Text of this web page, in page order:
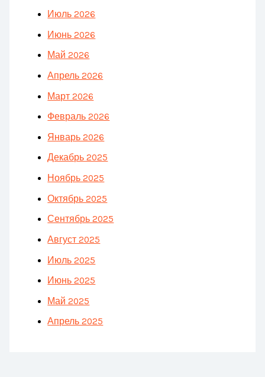
Июль 2026
Июнь 2026
Май 2026
Апрель 2026
Март 2026
Февраль 2026
Январь 2026
Декабрь 2025
Ноябрь 2025
Октябрь 2025
Сентябрь 2025
Август 2025
Июль 2025
Июнь 2025
Май 2025
Апрель 2025